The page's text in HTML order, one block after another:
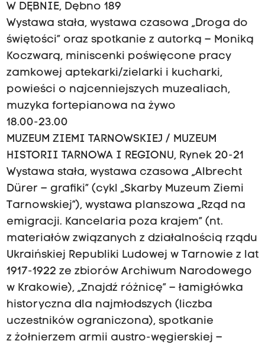
W DĘBNIE, Dębno 189
Wystawa stała, wystawa czasowa „Droga do
świętości” oraz spotkanie z autorką – Moniką
Koczwarą, miniscenki poświęcone pracy
zamkowej aptekarki/zielarki i kucharki,
powieści o najcenniejszych muzealiach,
muzyka fortepianowa na żywo
18.00-23.00
MUZEUM ZIEMI TARNOWSKIEJ / MUZEUM
HISTORII TARNOWA I REGIONU, Rynek 20-21
Wystawa stała, wystawa czasowa „Albrecht
Dürer – grafiki” (cykl „Skarby Muzeum Ziemi
Tarnowskiej”), wystawa planszowa „Rząd na
emigracji. Kancelaria poza krajem” (nt.
materiałów związanych z działalnością rządu
Ukraińskiej Republiki Ludowej w Tarnowie z lat
1917-1922 ze zbiorów Archiwum Narodowego
w Krakowie), „Znajdź różnicę” – łamigłówka
historyczna dla najmłodszych (liczba
uczestników ograniczona), spotkanie
z żołnierzem armii austro-węgierskiej –